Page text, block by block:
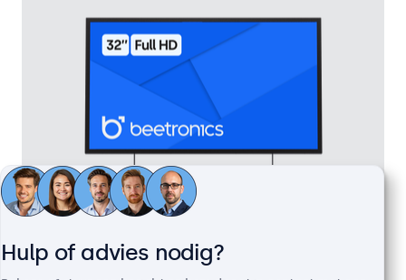
32 Inch Monitor Metaal
Hulp of advies nodig?